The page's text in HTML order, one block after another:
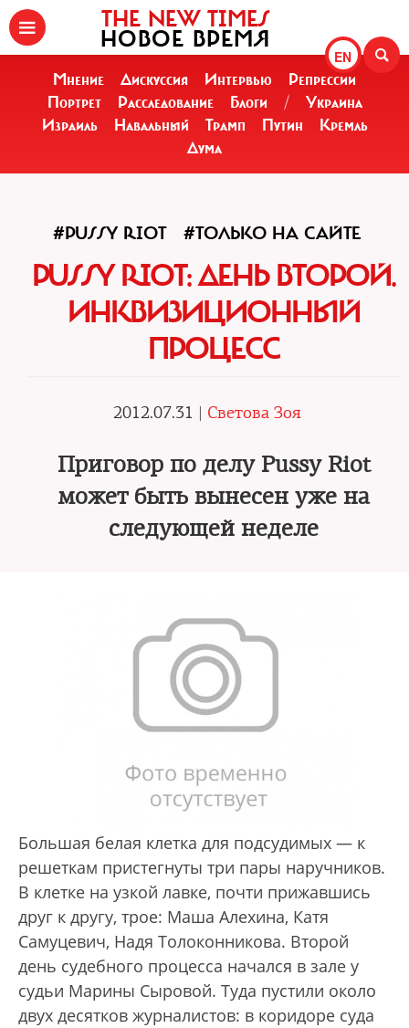
EN
THE NEW TIMES
НОВОЕ ВРЕМЯ
Мнение Дискуссия Интервью
Репрессии
Портрет
Расследование Блоги /
Украина
Израиль
Навальный Трамп Путин
Кремль
Дума
#PUSSY RIOT #ТОЛЬКО НА САЙТЕ
PUSSY RIOT: ДЕНЬ ВТОРОЙ.
ИНКВИЗИЦИОННЫЙ
ПРОЦЕСС
2012.07.31 | Светова Зоя
Приговор по делу Pussy Riot
может быть вынесен уже на
следующей неделе
Большая белая клетка для подсудимых — к
решеткам пристегнуты три пары наручников.
В клетке на узкой лавке, почти прижавшись
друг к другу, трое: Маша Алехина, Катя
Самуцевич, Надя Толоконникова. Второй
день судебного процесса начался в зале у
судьи Марины Сыровой. Туда пустили около
двух десятков журналистов: в коридоре суда